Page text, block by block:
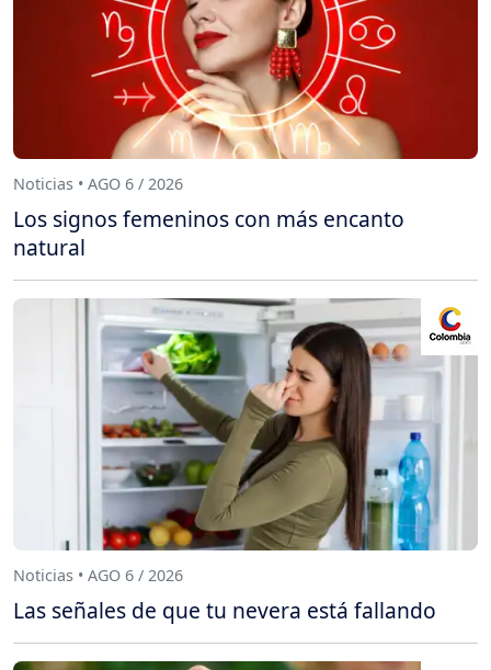
Noticias • AGO 6 / 2026
Los signos femeninos con más encanto
natural
Noticias • AGO 6 / 2026
Las señales de que tu nevera está fallando